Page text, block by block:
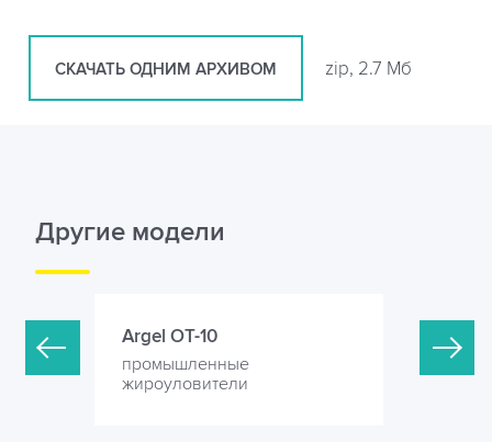
СКАЧАТЬ ОДНИМ АРХИВОМ zip, 2.7 Мб
Другие модели
Argel OT-10
промышленные
жироуловители
Argel